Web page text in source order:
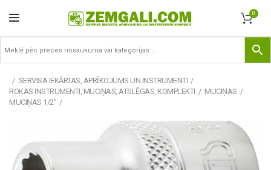
0
SERVISA IEKĀRTAS, APRĪKOJUMS UN INSTRUMENTI
ROKAS INSTRUMENTI, MUCIŅAS, ATSLĒGAS, KOMPLEKTI
MUCIŅAS
MUCIŅAS 1/2"